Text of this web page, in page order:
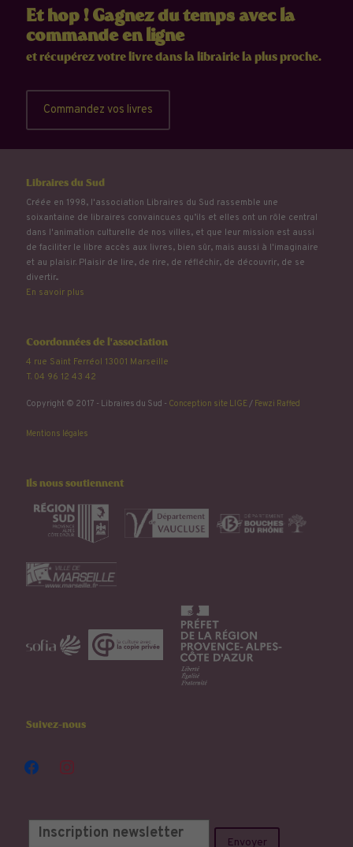
Et hop ! Gagnez du temps avec la
commande en ligne
et récupérez votre livre dans la librairie la plus proche.
Commandez vos livres
Libraires du Sud
Créée en 1998, l'association Libraires du Sud rassemble une
soixantaine de libraires convaincu.e.s qu’ils et elles ont un rôle central
dans l'animation culturelle de nos villes, et que leur mission est aussi
de faciliter le libre accès aux livres, bien sûr, mais aussi à l'imaginaire
et au plaisir. Plaisir de lire, de rire, de réfléchir, de découvrir, de se
divertir...
En savoir plus
Coordonnées de l'association
4 rue Saint Ferréol 13001 Marseille
T. 04 96 12 43 42
Copyright © 2017 - Libraires du Sud - Conception site LIGE/ Fewzi Raffed
Mentions légales
Ils nous soutiennent
Suivez-nous
facebookinstagram